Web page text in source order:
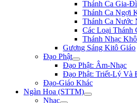
Thánh Ca Gia-
Thánh Ca Ngợi
Thánh Ca Nước
Các Loại Thánh
Thánh Nhạc
Gương Sáng Kitô Giáo
Đạo Phật
Đạo Phật: Âm-Nhạc
Đạo Phật: Triết-Lý Và
Đạo-Giáo Khác
Ngàn Hoa (STTM)
Nhạc